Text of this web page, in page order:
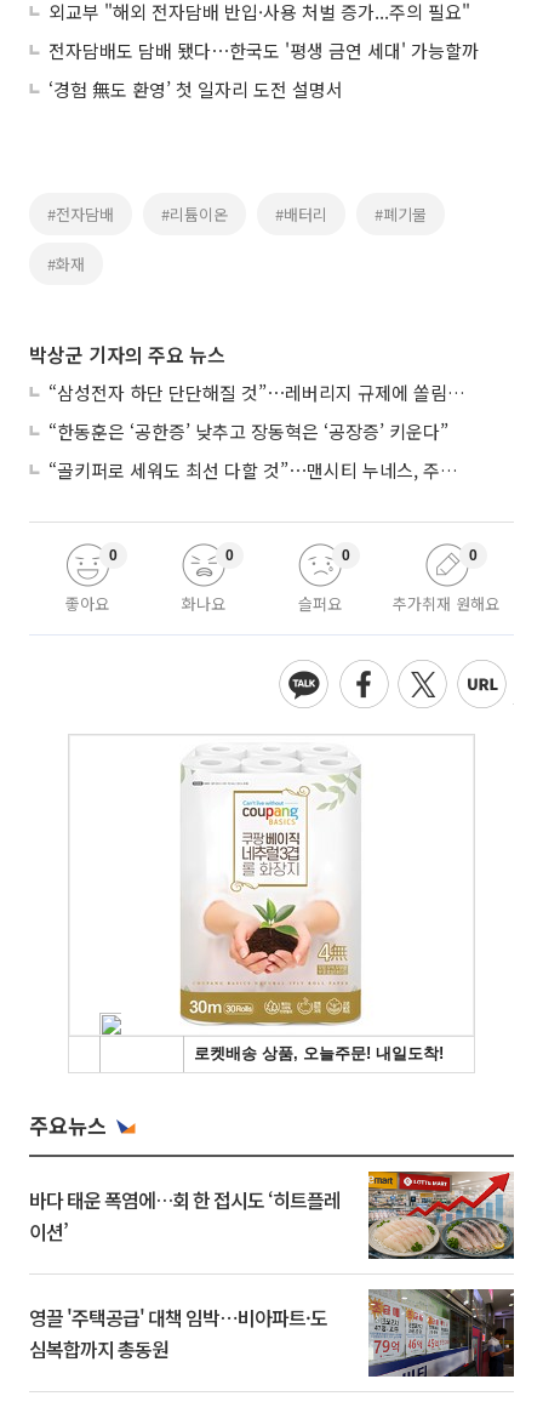
외교부 "해외 전자담배 반입·사용 처벌 증가...주의 필요"
전자담배도 담배 됐다⋯한국도 '평생 금연 세대' 가능할까
‘경험 無도 환영’ 첫 일자리 도전 설명서
#전자담배 #리튬이온 #배터리 #폐기물
#화재
박상군 기자의 주요 뉴스
“삼성전자 하단 단단해질 것”⋯레버리지 규제에 쏠림 완화
“한동훈은 ‘공한증’ 낮추고 장동혁은 ‘공장증’ 키운다”
“골키퍼로 세워도 최선 다할 것”⋯맨시티 누네스, 주전 경쟁 각오
좋아요
0
화나요
0
슬퍼요
0
추가취재 원해요
0
주요뉴스
바다 태운 폭염에…회 한 접시도 ‘히트플레
이션’
영끌 '주택공급' 대책 임박⋯비아파트·도
심복합까지 총동원